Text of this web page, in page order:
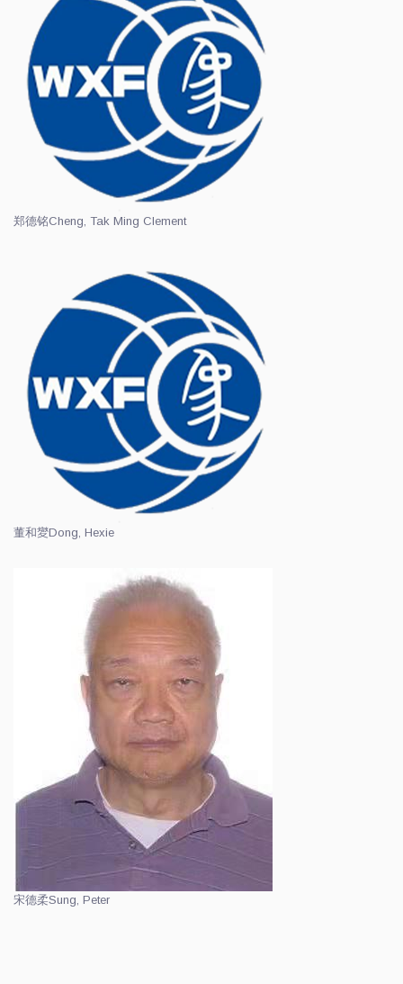
郑德铭Cheng, Tak Ming Clement
董和夑Dong, Hexie
宋德柔Sung, Peter